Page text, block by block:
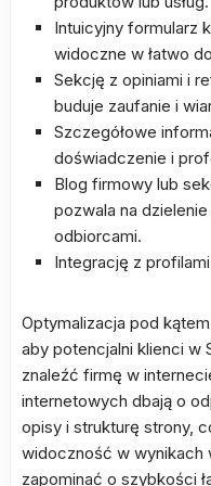
Intuicyjny formularz
widoczne w łatwo
Sekcję z opiniami i
buduje zaufanie i
Szczegółowe
doświadczenie i
Blog firmowy lub
pozwala na
odbiorcami.
Integrację z
Optymalizacja pod
aby potencjalni klienci w
znaleźć firmę w
internetowych dbają o
opisy i strukturę strony,
widoczność w wynikach
zapominać o szybkości